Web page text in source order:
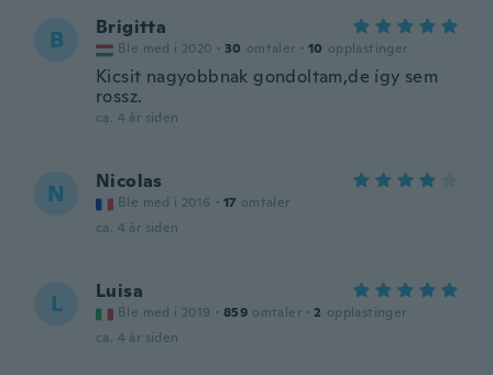
B Brigitta
Ble med i 2020 · 30 omtaler · 10 opplastinger
Kicsit nagyobbnak gondoltam,de így sem
rossz.
ca. 4 år siden
N Nicolas
Ble med i 2016 · 17 omtaler
ca. 4 år siden
L Luisa
Ble med i 2019 · 859 omtaler · 2 opplastinger
ca. 4 år siden